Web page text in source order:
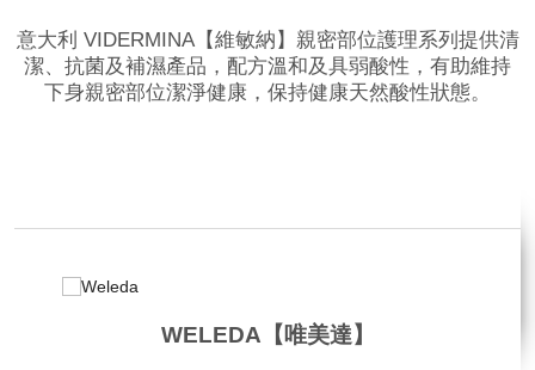
意大利 VIDERMINA【維敏納】親密部位護理系列提供清
潔、抗菌及補濕產品，配方溫和及具弱酸性，有助維持
下身親密部位潔淨健康，保持健康天然酸性狀態。
WELEDA【唯美達】